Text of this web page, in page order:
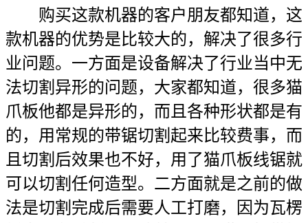
购买这款机器的客户朋友都知道，这
款机器的优势是比较大的，解决了很多行
业问题。一方面是设备解决了行业当中无
法切割异形的问题，大家都知道，很多猫
爪板他都是异形的，而且各种形状都是有
的，用常规的带锯切割起来比较费事，而
且切割后效果也不好，用了猫爪板线锯就
可以切割任何造型。二方面就是之前的做
法是切割完成后需要人工打磨，因为瓦楞